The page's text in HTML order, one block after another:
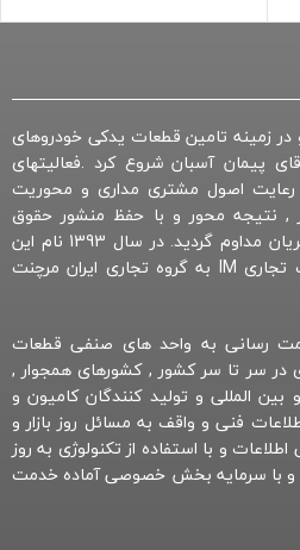
در زمینه تامین قطعات یدکی خودروهای
پیمان آسبان شروع کرد .فعالیتهای
رعایت اصول مشتری مداری و محوریت
, نتیجه محور و با حفظ منشور حقوق
کارکنان و نیروی انسانی و مشتریان مداوم گردید. در سال 1393 نام این
مجموعه همزمان با ثبت علامت تجاری IM به گروه تجاری ایران مرچنت
رسانی به واحد های صنفی قطعات
در سر تا سر کشور , کشورهای همجوار ,
المللی و تولید کنندگان کامیون و
فنی و واقف به مسائل روز بازار و
و با استفاده از تکنولوژی به روز
و با سرمایه بخش خصوصی آماده خدمت